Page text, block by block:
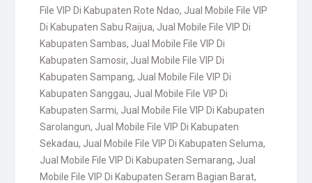
File VIP Di Kabupaten Rote Ndao, Jual Mobile File VIP
Di Kabupaten Sabu Raijua, Jual Mobile File VIP Di
Kabupaten Sambas, Jual Mobile File VIP Di
Kabupaten Samosir, Jual Mobile File VIP Di
Kabupaten Sampang, Jual Mobile File VIP Di
Kabupaten Sanggau, Jual Mobile File VIP Di
Kabupaten Sarmi, Jual Mobile File VIP Di Kabupaten
Sarolangun, Jual Mobile File VIP Di Kabupaten
Sekadau, Jual Mobile File VIP Di Kabupaten Seluma,
Jual Mobile File VIP Di Kabupaten Semarang, Jual
Mobile File VIP Di Kabupaten Seram Bagian Barat,